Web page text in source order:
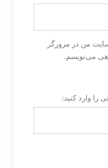
من در مرورگر
می‌نویسم.
را وارد کنید: